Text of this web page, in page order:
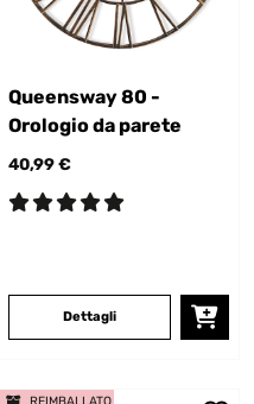
Queensway 80 -
Orologio da parete
40,99 €
Dettagli